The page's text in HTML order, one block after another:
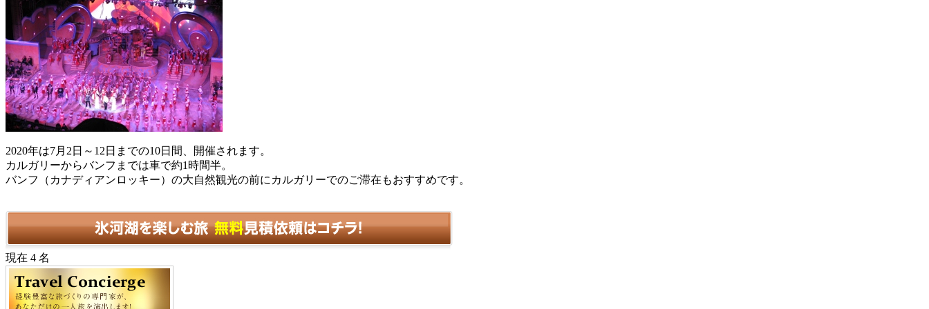
2020年は7月2日～12日までの10日間、開催されます。
カルガリーからバンフまでは車で約1時間半。
バンフ（カナディアンロッキー）の大自然観光の前にカルガリーでのご滞在もおすすめです。
現在 4 名